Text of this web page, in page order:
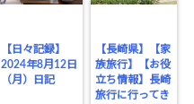
【日々記録】
2024年8月12日
（月）日記
【長崎県】【家
族旅行】【お役
立ち情報】長崎
旅行に行ってき